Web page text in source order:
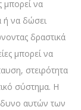
μπορεί να
ή να δώσει
δραστικά
μπορεί να
στειρότητα
σύστημα. Η
αυτών των